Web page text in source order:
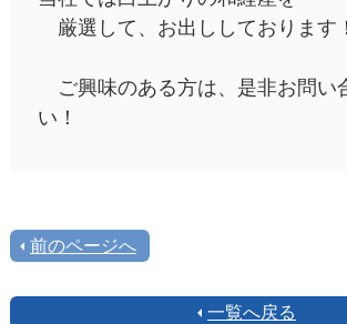
厳選して、お出ししております！
ご興味のある方は、是非お問い
い！
前のページへ
一覧へ戻る